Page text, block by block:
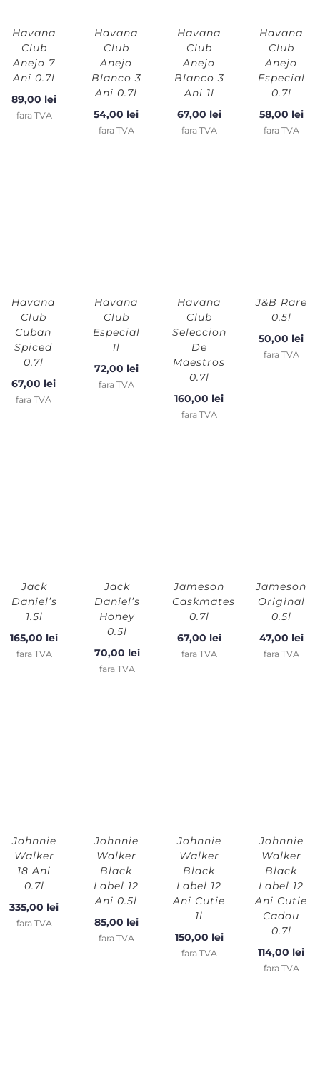
Havana
Club
Anejo 7
Ani 0.7l
89,00 lei
fara TVA
Havana
Club
Anejo
Blanco 3
Ani 0.7l
54,00 lei
fara TVA
Havana
Club
Anejo
Blanco 3
Ani 1l
67,00 lei
fara TVA
Havana
Club
Anejo
Especial
0.7l
58,00 lei
fara TVA
Havana
Club
Cuban
Spiced
0.7l
67,00 lei
fara TVA
Havana
Club
Especial
1l
72,00 lei
fara TVA
Havana
Club
Seleccion
De
Maestros
0.7l
160,00 lei
fara TVA
J&B Rare
0.5l
50,00 lei
fara TVA
Jack
Daniel’s
1.5l
165,00 lei
fara TVA
Jack
Daniel’s
Honey
0.5l
70,00 lei
fara TVA
Jameson
Caskmates
0.7l
67,00 lei
fara TVA
Jameson
Original
0.5l
47,00 lei
fara TVA
Johnnie
Walker
18 Ani
0.7l
335,00 lei
fara TVA
Johnnie
Walker
Black
Label 12
Ani 0.5l
85,00 lei
fara TVA
Johnnie
Walker
Black
Label 12
Ani Cutie
1l
150,00 lei
fara TVA
Johnnie
Walker
Black
Label 12
Ani Cutie
Cadou
0.7l
114,00 lei
fara TVA